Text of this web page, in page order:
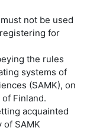
not be used
for
the rules
systems of
(SAMK), on
Finland.
acquainted
SAMK